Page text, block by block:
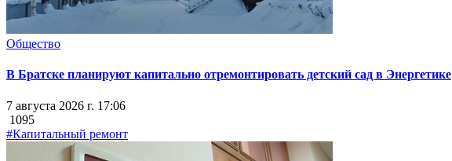
Общество
В Братске планируют капитально отремонтировать детский сад в Энергетике
7 августа 2026 г. 17:06
1095
#Капитальный ремонт